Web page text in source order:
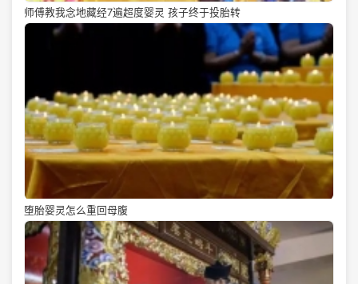
师傅教我念地藏经7遍超度婴灵 孩子终于投胎转
堕胎婴灵怎么重回母腹